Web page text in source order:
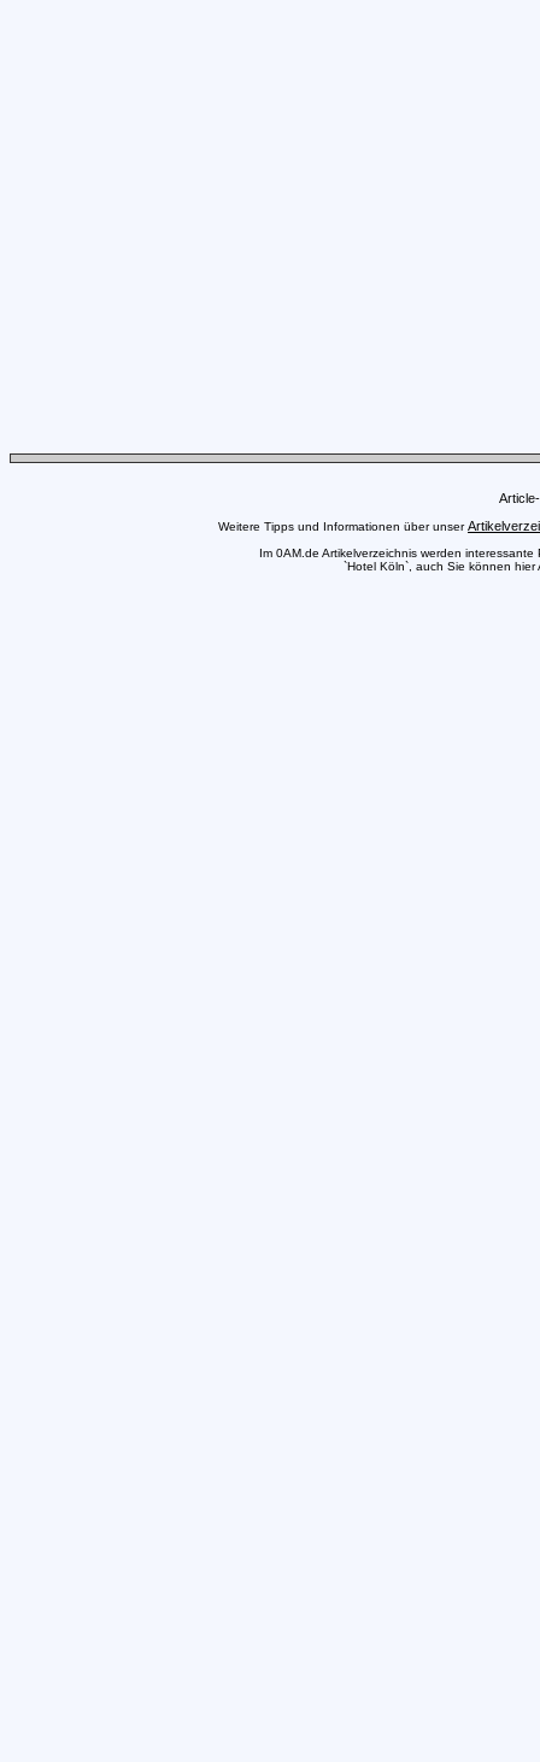
Weitere Tipps und Informationen über unser
Im 0AM.de Artikelverzeichnis werden
`Hotel Köln`, auch Sie können